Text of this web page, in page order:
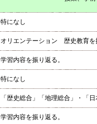
特になし
オリエンテーション 歴史教育
学習内容を振り返る。
特になし
「歴史総合」「地理総合」・「
学習内容を振り返る。